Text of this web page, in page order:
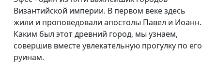
Византийской империи. В первом веке здесь
жили и проповедовали апостолы Павел и Иоанн.
Каким был этот древний город, мы узнаем,
совершив вместе увлекательную прогулку по его
руинам.
Мараханова, Андрей
Карганов, Анна Гладкая,
Елена Солдатова, Татьяна
Булатова, Милена
Закаменных